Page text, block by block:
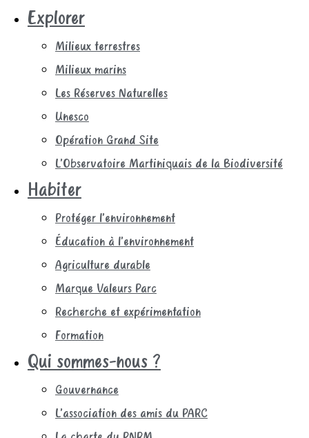
Explorer
Milieux terrestres
Milieux marins
Les Réserves Naturelles
Unesco
Opération Grand Site
L’Observatoire Martiniquais de la Biodiversité
Habiter
Protéger l’environnement
Éducation à l’environnement
Agriculture durable
Marque Valeurs Parc
Recherche et expérimentation
Formation
Qui sommes-nous ?
Gouvernance
L’association des amis du PARC